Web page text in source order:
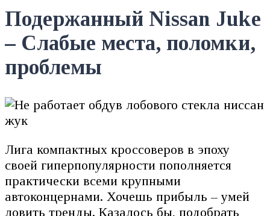
Подержанный Nissan Juke
– Слабые места, поломки,
проблемы
Лига компактных кроссоверов в эпоху
своей гиперпопулярности пополняется
практически всеми крупными
автоконцернами. Хочешь прибыль – умей
ловить тренды. Казалось бы, подобрать